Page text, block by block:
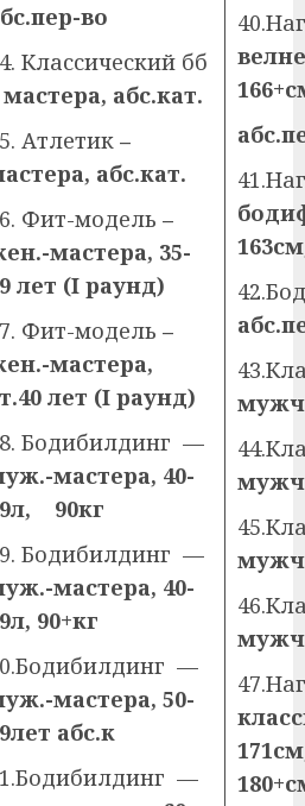
во
Классический бб
мастера, абс.кат.
Атлетик –
абс.кат.
Фит-модель –
мастера, 35-
лет (I раунд)
Фит-модель –
мастера,
лет (I раунд)
Бодибилдинг —
мастера, 40-
90кг
Бодибилдинг —
мастера, 40-
90+кг
—
мастера, 50-
абс.к
—